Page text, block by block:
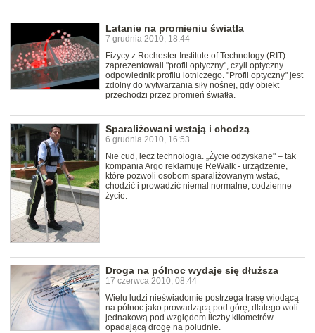
Latanie na promieniu światła
7 grudnia 2010, 18:44
Fizycy z Rochester Institute of Technology (RIT)
zaprezentowali "profil optyczny", czyli optyczny
odpowiednik profilu lotniczego. "Profil optyczny" jest
zdolny do wytwarzania siły nośnej, gdy obiekt
przechodzi przez promień światła.
Sparaliżowani wstają i chodzą
6 grudnia 2010, 16:53
Nie cud, lecz technologia. „Życie odzyskane" – tak
kompania Argo reklamuje ReWalk - urządzenie,
które pozwoli osobom sparaliżowanym wstać,
chodzić i prowadzić niemal normalne, codzienne
życie.
Droga na północ wydaje się dłuższa
17 czerwca 2010, 08:44
Wielu ludzi nieświadomie postrzega trasę wiodącą
na północ jako prowadzącą pod górę, dlatego woli
jednakową pod względem liczby kilometrów
opadającą drogę na południe.